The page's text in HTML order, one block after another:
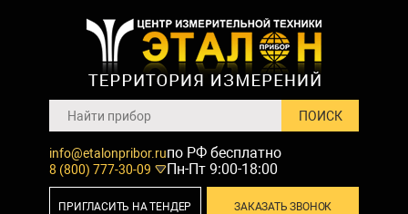
info@etalonpribor.ru
8 (800) 777-30-09
по РФ бесплатно
Пн-Пт 9:00-18:00
ЗАКАЗАТЬ ЗВОНОК
ПРИГЛАСИТЬ НА ТЕНДЕР